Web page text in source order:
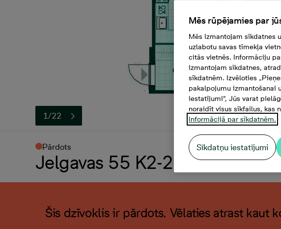
1/22
Pārdots
Jelgavas 55 K2-22, 3 -istabu
Šis dzīvoklis ir pārdots. Vēlaties atrast kaut
Mēs rūpējamies par
Mēs izmantojam sīkdatnes
uzlabotu savas tīmekļa
citās vietnēs. Informāciju
izmantojam sīkdatnes,
sīkdatnēm. Izvēloties
pakalpojumu izmantošanai
iestatījumi”, Jūs varat
noraidīt visus sīkfailus, kas
Informācijā par sīkdatnēm.
Sīkdatņu iestatījumi